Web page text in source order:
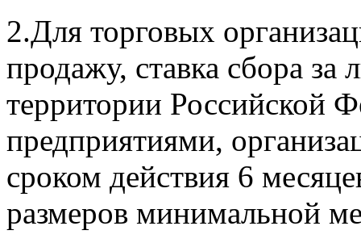
2.Для торговых
продажу, ставка сбора за
территории Российской
предприятиями,
сроком действия 6
размеров минимальной